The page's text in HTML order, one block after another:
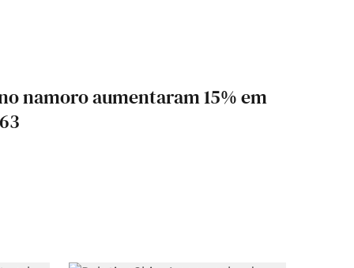
namoro aumentaram 15% em